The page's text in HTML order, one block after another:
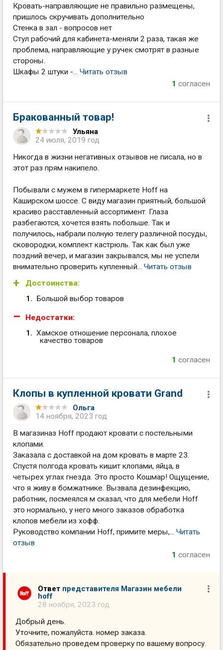
Кровать-направляющие не правильно размещены,
пришлось скручивать дополнительно
Стенка в зал - вопросов нет
Стул рабочий для кабинета-меняли 2 раза, такая же
проблема, направляющие у ручек смотрят в разные
стороны.
Шкафы 2 штуки -... Читать отзыв
1 согласен
Бракованный товар!
Ульяна
24 июля, 2019 год
Никогда в жизни негативных отзывов не писала, но в
этот раз прям накипело.
Побывали с мужем в гипермаркете Hoff на
Каширском шоссе. С виду магазин приятный, большой
красиво расставленный ассортимент. Глаза
разбегаются, хочется взять побольше. Так и
получилось, набрали полную телегу различной посуды,
сковородки, комплект кастрюль. Так как был уже
поздний вечер, и магазин закрывался, мы не успели
внимательно проверить купленный... Читать отзыв
Достоинства:
Большой выбор товаров
Недостатки:
Хамское отношение персонала, плохое
качество товаров
1 согласен
Клопы в купленной кровати Grand
Ольга
14 ноября, 2023 год
В магазиназ Hoff продают кровати с постельными
клопами.
Заказала с доставкой на дом кровать в марте 23.
Спустя полгода кровать кишит клопами, яйца, в
четырех углах гнезда. Это просто Кошмар! Ощущение,
что я живу в бомжатнике. Вызвала дезинфекцию,
работник, посмеялся м сказал, что для мебели Hoff
это нормально, у него много заказов обработка
клопов мебели из хофф.
Руководство компании Hoff, примите меры,... Читать
отзыв
1 согласен
Ответ представителя Магазин мебели
hoff
28 ноября, 2023 год
Добрый день.
Уточните, пожалуйста. номер заказа.
Обязательно проведем проверку по вашему вопросу.